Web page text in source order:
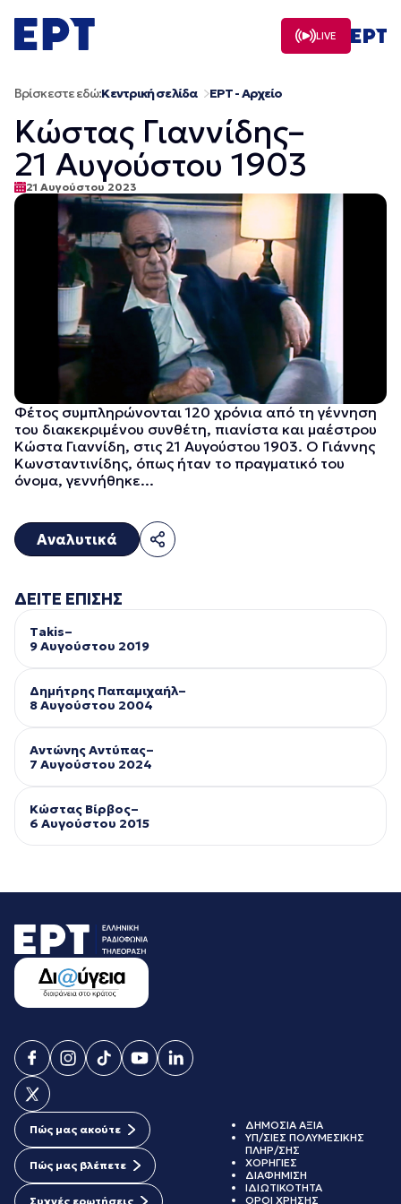
σε
περιεχόμενο
LIVE
Βρίσκεστε εδώ:Κεντρική σελίδα ΕΡΤ - Αρχείο
Κώστας Γιαννίδης–
21 Αυγούστου 1903
21 Αυγούστου 2023
Φέτος συμπληρώνονται 120 χρόνια από τη γέννηση
του διακεκριμένου συνθέτη, πιανίστα και μαέστρου
Κώστα Γιαννίδη, στις 21 Αυγούστου 1903. Ο Γιάννης
Κωνσταντινίδης, όπως ήταν το πραγματικό του
όνομα, γεννήθηκε...
Αναλυτικά
ΔΕΙΤΕ ΕΠΙΣΗΣ
Takis–
9 Αυγούστου 2019
Δημήτρης Παπαμιχαήλ–
8 Αυγούστου 2004
Αντώνης Αντύπας–
7 Αυγούστου 2024
Κώστας Βίρβος–
6 Αυγούστου 2015
Πώς μας ακούτε
Πώς μας βλέπετε
Συχνές ερωτήσεις
ΔΗΜΟΣΙΑ ΑΞΙΑ
ΥΠ/ΣΙΕΣ ΠΟΛΥΜΕΣΙΚΗΣ
ΠΛΗΡ/ΣΗΣ
ΧΟΡΗΓΙΕΣ
ΔΙΑΦΗΜΙΣΗ
ΙΔΙΩΤΙΚΟΤΗΤΑ
ΟΡΟΙ ΧΡΗΣΗΣ